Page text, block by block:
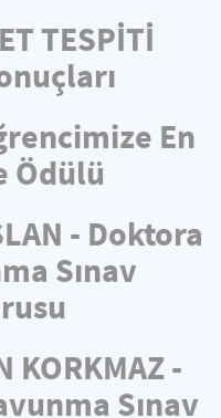
TESPİTİ
En
Ödülü
- Doktora
Sınav
KORKMAZ -
Sınav